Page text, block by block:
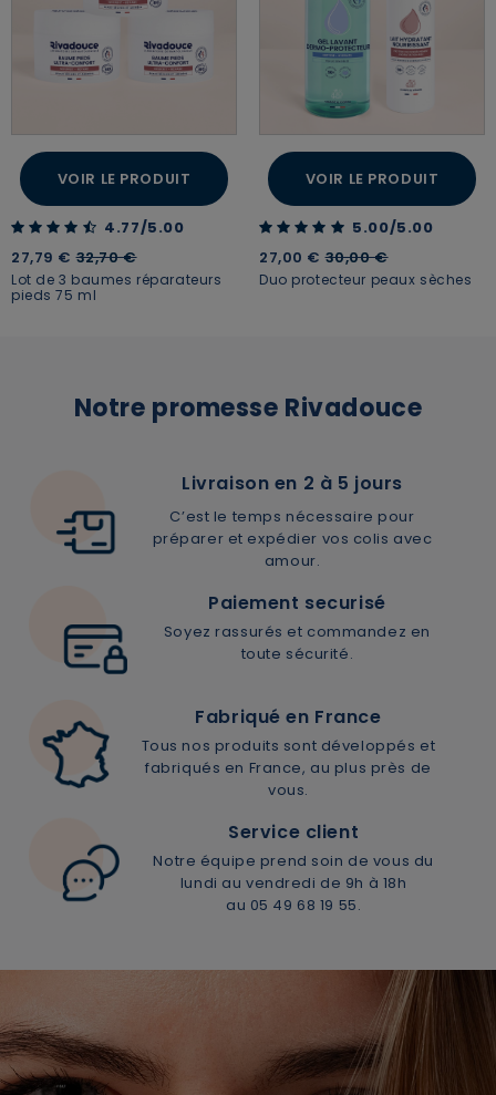
Voulez-vous vraiment supprimer le produit suivant
ANNULER OUI
VOIR LE PRODUIT
4.77 out of 5 Customer Rating
4.77/5.00
27,79 €Price reduced from
32,70 €to
Lot de 3 baumes réparateurs
pieds 75 ml
VOIR LE PRODUIT
5.00 out of 5 Customer Rating
5.00/5.00
27,00 €Price reduced from
30,00 €to
Duo protecteur peaux sèches
Notre promesse Rivadouce
Livraison en 2 à 5 jours
C’est le temps nécessaire pour
préparer et expédier vos colis avec
amour.
Paiement securisé
Soyez rassurés et commandez en
toute sécurité.
Fabriqué en France
Tous nos produits sont développés et
fabriqués en France, au plus près de
vous.
Service client
Notre équipe prend soin de vous du
lundi au vendredi de 9h à 18h
au 05 49 68 19 55.
En renseignant votre adresse e-mail, vous acceptez de
recevoir des communications par e-mail de la part de
Rivadouce et Milton, son partenaire Hygiène Maison.